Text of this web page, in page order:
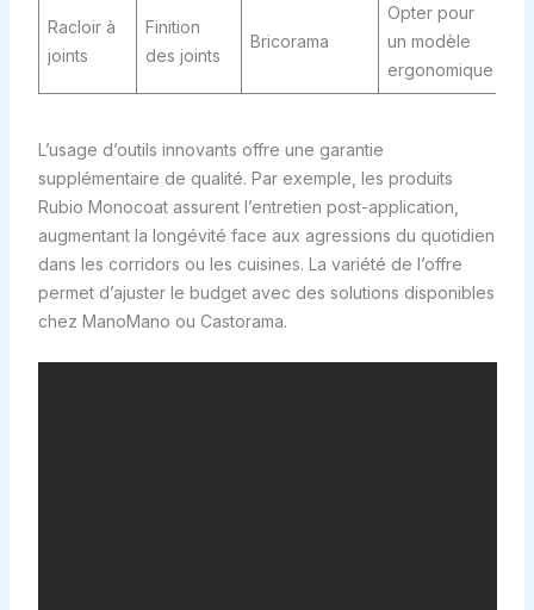
Racloir à
joints
Finition
des joints
Bricorama
Opter pour
un modèle
ergonomique
L’usage d’outils innovants offre une garantie
supplémentaire de qualité. Par exemple, les produits
Rubio Monocoat assurent l’entretien post-application,
augmentant la longévité face aux agressions du quotidien
dans les corridors ou les cuisines. La variété de l’offre
permet d’ajuster le budget avec des solutions disponibles
chez ManoMano ou Castorama.